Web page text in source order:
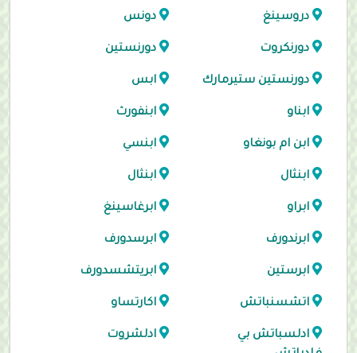
دروسينغ دونس
دورنكروت دورنستين
دورنستين ستيرمارك ابس
ابناو ابنفورث
ابن ام بونغاو ابنسي
ابنثال ابنثال
ابراو ابرغاسينغ
ابرندورف ابرسدورف
ابرستين ابريتشسدورف
اتشسنباتش اكارتساو
ادلسباتش بي
ادلشروت